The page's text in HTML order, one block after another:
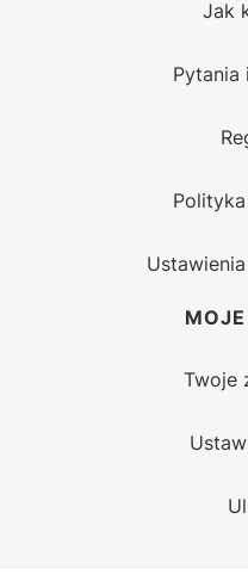
Jak
Pytania
Twoje